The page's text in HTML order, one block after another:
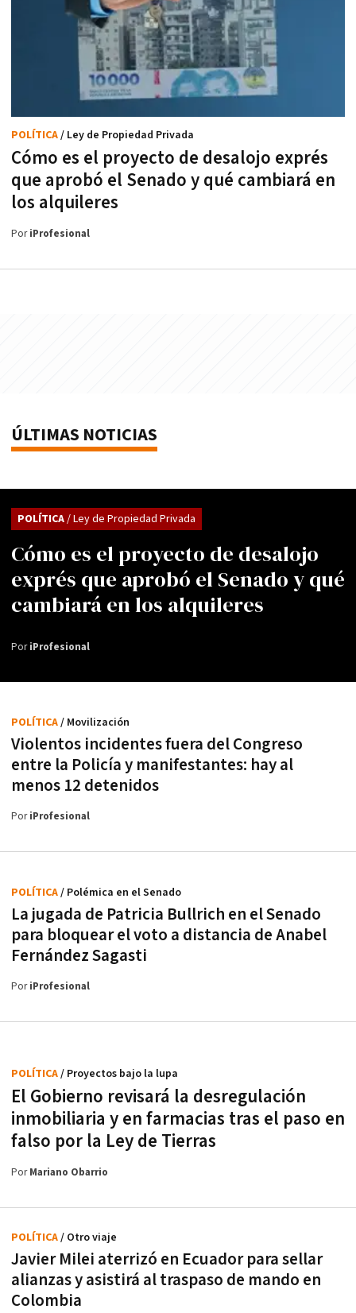
Cómo es el proyecto de desalojo exprés
que aprobó el Senado y qué cambiará en
los alquileres
POLÍTICA/ Ley de Propiedad Privada
PoriProfesional
ÚLTIMAS NOTICIAS
Cómo es el proyecto de desalojo
exprés que aprobó el Senado y qué
cambiará en los alquileres
POLÍTICA/ Ley de Propiedad Privada
PoriProfesional
Violentos incidentes fuera del Congreso
entre la Policía y manifestantes: hay al
menos 12 detenidos
POLÍTICA/ Movilización
PoriProfesional
La jugada de Patricia Bullrich en el Senado
para bloquear el voto a distancia de Anabel
Fernández Sagasti
POLÍTICA/ Polémica en el Senado
PoriProfesional
El Gobierno revisará la desregulación
inmobiliaria y en farmacias tras el paso en
falso por la Ley de Tierras
POLÍTICA/ Proyectos bajo la lupa
PorMariano Obarrio
Javier Milei aterrizó en Ecuador para sellar
alianzas y asistirá al traspaso de mando en
Colombia
POLÍTICA/ Otro viaje